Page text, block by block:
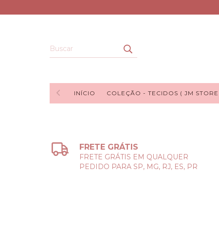
INÍCIO COLEÇÃO - TECIDOS ( JM STORE
FRETE GRÁTIS
FRETE GRÁTIS EM QUALQUER
PEDIDO PARA SP, MG, RJ, ES, PR